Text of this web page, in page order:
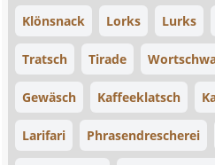
Klönsnack Lorks Lurks
Tratsch Tirade
Gewäsch Kaffeeklatsch
Larifari Phrasendrescherei